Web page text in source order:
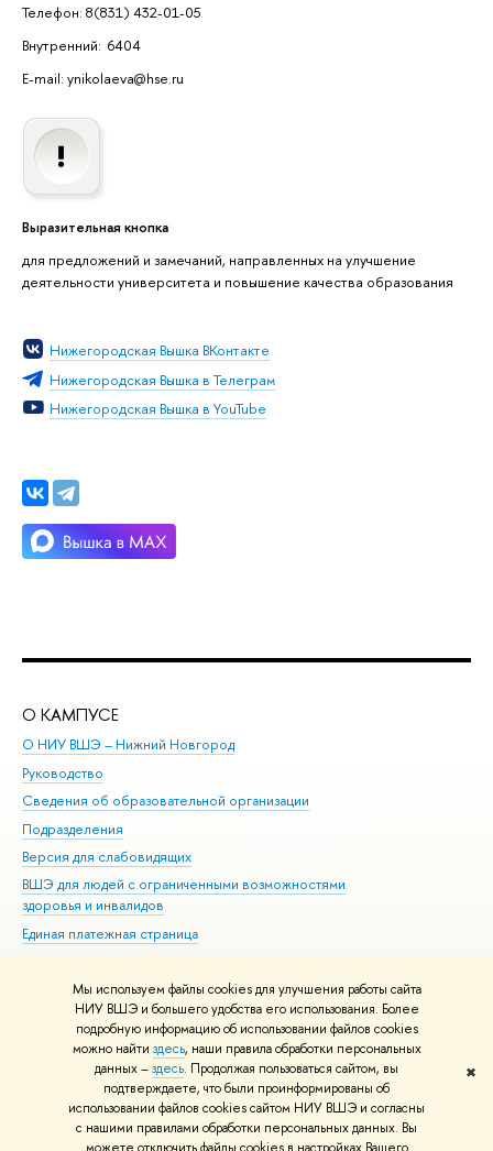
Мы используем файлы cookies для улучшения работы сайта
НИУ ВШЭ и большего удобства его использования. Более
подробную информацию об использовании файлов cookies
можно найти здесь, наши правила обработки персональных
данных –здесь. Продолжая пользоваться сайтом, вы
подтверждаете, что были проинформированы об
использовании файлов cookies сайтом НИУ ВШЭ и согласны
с нашими правилами обработки персональных данных. Вы
✖
Телефон: 8(831) 432-01-05
Внутренний: 6404
E-mail: ynikolaeva@hse.ru
Выразительная кнопка
для предложений и замечаний, направленных на улучшение
деятельности университета и повышение качества образования
Нижегородская Вышка ВКонтакте
Нижегородская Вышка в Телеграм
Нижегородская Вышка в YouTube
О КАМПУСЕ
О НИУ ВШЭ – Нижний Новгород
Руководство
Сведения об образовательной организации
Подразделения
Версия для слабовидящих
ВШЭ для людей с ограниченными возможностями
здоровья и инвалидов
Единая платежная страница
© НИУ ВШЭ 1993–2026 Адреса и контакты Условия использования
материалов Политика конфиденциальности Карта сайта